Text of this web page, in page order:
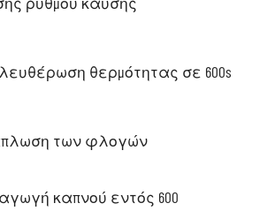
θερμότητας σε 600s
των φλογών
καπνού εντός 600